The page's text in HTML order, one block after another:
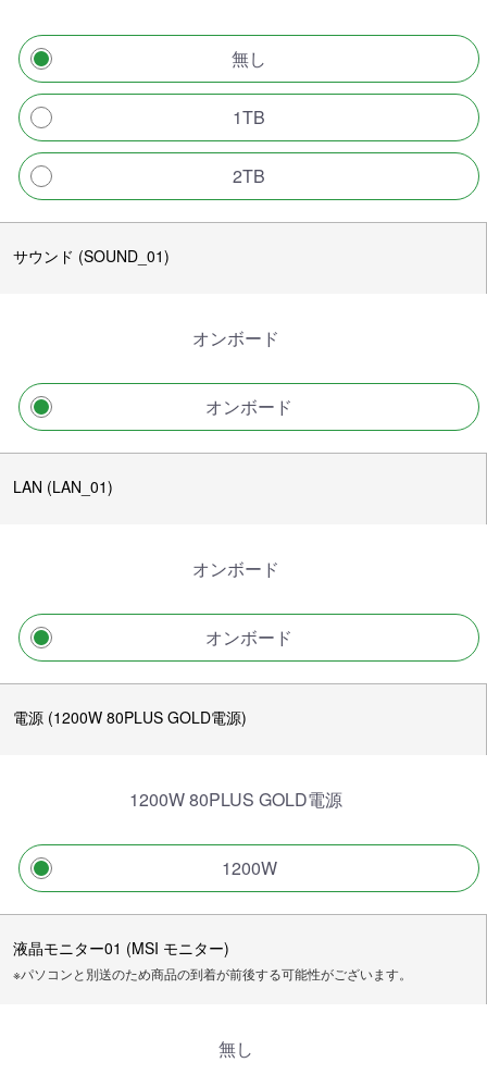
無し
1TB
2TB
サウンド (SOUND_01)
オンボード
オンボード
LAN (LAN_01)
オンボード
オンボード
電源 (1200W 80PLUS GOLD電源)
1200W 80PLUS GOLD電源
1200W
液晶モニター01 (MSI モニター)
※パソコンと別送のため商品の到着が前後する可能性がございます。
無し